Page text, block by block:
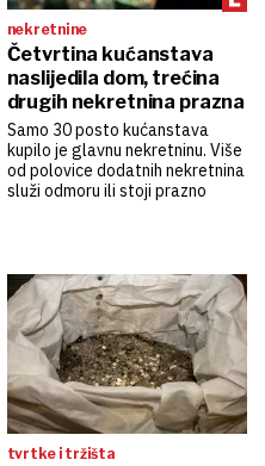
nekretnine
Četvrtina kućanstava
naslijedila dom, trećina
drugih nekretnina prazna
Samo 30 posto kućanstava
kupilo je glavnu nekretninu. Više
od polovice dodatnih nekretnina
služi odmoru ili stoji prazno
tvrtke i tržišta